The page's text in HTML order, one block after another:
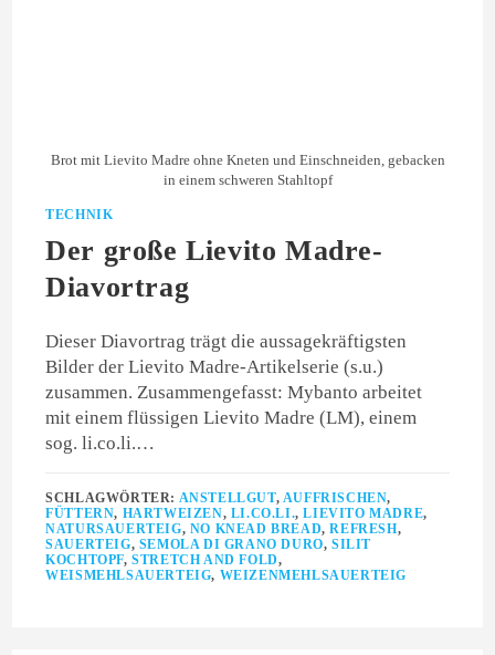
Brot mit Lievito Madre ohne Kneten und Einschneiden, gebacken
in einem schweren Stahltopf
TECHNIK
Der große Lievito Madre-
Diavortrag
Dieser Diavortrag trägt die aussagekräftigsten
Bilder der Lievito Madre-Artikelserie (s.u.)
zusammen. Zusammengefasst: Mybanto arbeitet
mit einem flüssigen Lievito Madre (LM), einem
sog. li.co.li.…
SCHLAGWÖRTER: ANSTELLGUT, AUFFRISCHEN,
FÜTTERN, HARTWEIZEN, LI.CO.LI.,LIEVITO MADRE,
NATURSAUERTEIG, NO KNEAD BREAD,REFRESH,
SAUERTEIG, SEMOLA DI GRANO DURO,SILIT
KOCHTOPF,STRETCH AND FOLD,
WEISMEHLSAUERTEIG, WEIZENMEHLSAUERTEIG